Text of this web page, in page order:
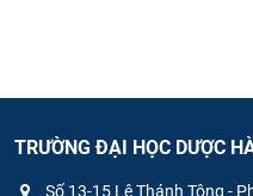
TRƯỜNG ĐẠI HỌC DƯỢC
Số 13-15 Lê Thánh Tông -